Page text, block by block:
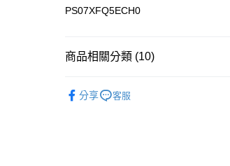
宅配(離島)
PS07XFQ5ECH0
商品相關分類 (10)
分享 客服